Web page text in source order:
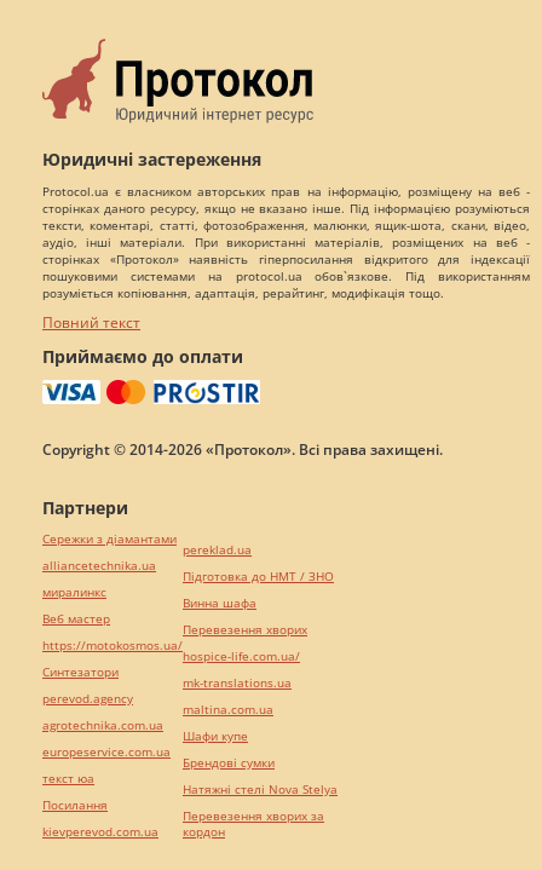
Юридичні застереження
Protocol.ua є власником авторських прав на інформацію, розміщену на веб -
сторінках даного ресурсу, якщо не вказано інше. Під інформацією розуміються
тексти, коментарі, статті, фотозображення, малюнки, ящик-шота, скани, відео,
аудіо, інші матеріали. При використанні матеріалів, розміщених на веб -
сторінках «Протокол» наявність гіперпосилання відкритого для індексації
пошуковими системами на protocol.ua обов`язкове. Під використанням
розуміється копіювання, адаптація, рерайтинг, модифікація тощо.
Повний текст
Приймаємо до оплати
Copyright © 2014-2026 «Протокол». Всі права захищені.
Партнери
Сережки з діамантами
alliancetechnika.ua
миралинкс
Веб мастер
https://motokosmos.ua/
Синтезатори
perevod.agency
agrotechnika.com.ua
europeservice.com.ua
текст юа
Посилання
kievperevod.com.ua
pereklad.ua
Підготовка до НМТ / ЗНО
Винна шафа
Перевезення хворих
hospice-life.com.ua/
mk-translations.ua
maltina.com.ua
Шафи купе
Брендові сумки
Натяжні стелі Nova Stelya
Перевезення хворих за
кордон